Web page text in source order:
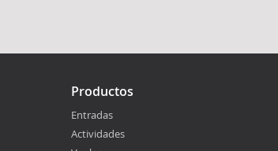
Productos
Entradas
Actividades